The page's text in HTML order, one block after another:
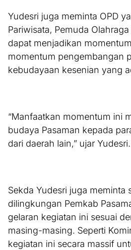
Yudesri juga meminta OPD
Pariwisata, Pemuda
dapat menjadikan
momentum pengembangan
kebudayaan kesenian yang
“Manfaatkan momentum ini
budaya Pasaman kepada
dari daerah lain,” ujar Yudesri.
Sekda Yudesri juga meminta
dilingkungan Pemkab
gelaran kegiatan ini sesuai
masing-masing. Seperti
kegiatan ini secara massif